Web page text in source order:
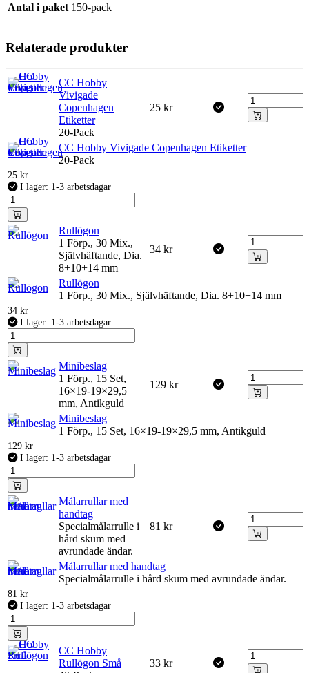
Antal i paket 150-pack
Relaterade produkter
CC Hobby
Vivigade
Copenhagen
Etiketter
20-Pack
25 kr
CC Hobby Vivigade Copenhagen Etiketter
20-Pack
25 kr
I lager: 1-3 arbetsdagar
Rullögon
1 Förp., 30 Mix.,
Självhäftande, Dia.
8+10+14 mm
34 kr
Rullögon
1 Förp., 30 Mix., Självhäftande, Dia. 8+10+14 mm
34 kr
I lager: 1-3 arbetsdagar
Minibeslag
1 Förp., 15 Set,
16×19-19×29,5
mm, Antikguld
129 kr
Minibeslag
1 Förp., 15 Set, 16×19-19×29,5 mm, Antikguld
129 kr
I lager: 1-3 arbetsdagar
Målarrullar med
handtag
Specialmålarrulle i
hård skum med
avrundade ändar.
81 kr
Målarrullar med handtag
Specialmålarrulle i hård skum med avrundade ändar.
81 kr
I lager: 1-3 arbetsdagar
CC Hobby
Rullögon Små
33 kr